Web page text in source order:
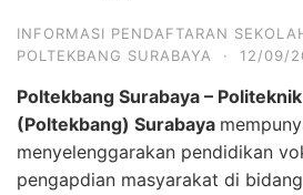
INFORMASI PENDAFTARAN
POLTEKBANG SURABAYA
· 12/09/
Poltekbang Surabaya –
(Poltekbang) Surabaya
menyelenggarakan pendidikan
pengapdian masyarakat di